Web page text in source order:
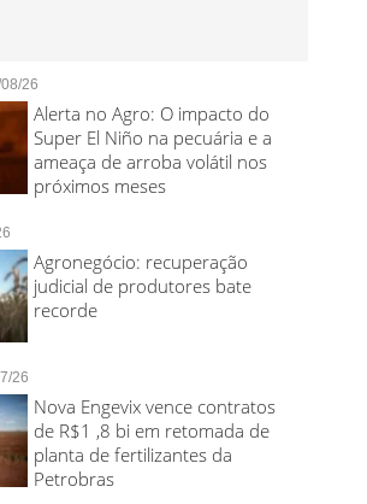
26
Alerta no Agro: O impacto do
Super El Niño na pecuária e a
ameaça de arroba volátil nos
próximos meses
Agronegócio: recuperação
judicial de produtores bate
recorde
26
Nova Engevix vence contratos
de R$1 ,8 bi em retomada de
planta de fertilizantes da
Petrobras